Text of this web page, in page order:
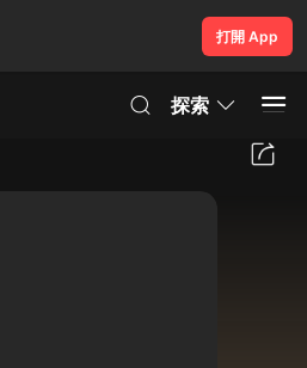
打開 App
探索